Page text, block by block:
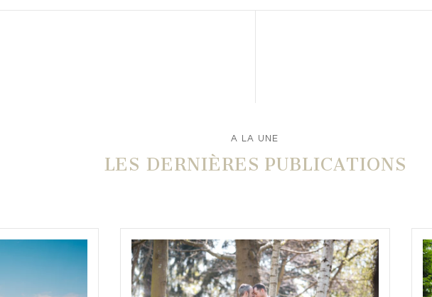
A LA UNE
LES DERNIÈRES PUBLICATIONS